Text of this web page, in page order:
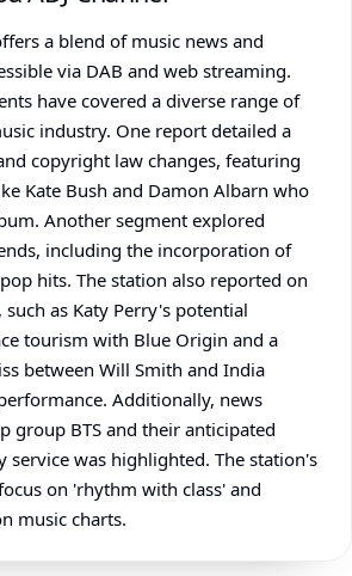
a blend of music news and
via DAB and web streaming.
have covered a diverse range of
industry. One report detailed a
copyright law changes, featuring
Kate Bush and Damon Albarn who
Another segment explored
including the incorporation of
hits. The station also reported on
as Katy Perry's potential
tourism with Blue Origin and a
between Will Smith and India
Additionally, news
group BTS and their anticipated
was highlighted. The station's
on 'rhythm with class' and
music charts.